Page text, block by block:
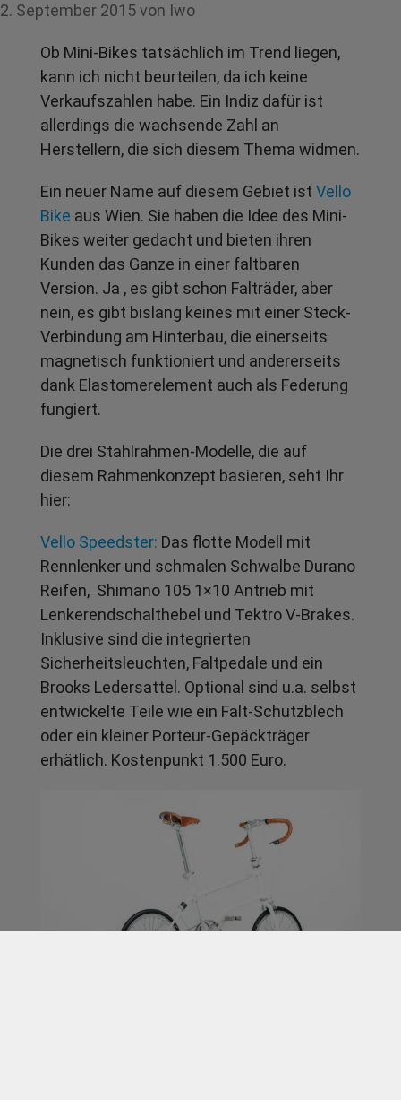
2. September 2015von Iwo
Ob Mini-Bikes tatsächlich im Trend liegen,
kann ich nicht beurteilen, da ich keine
Verkaufszahlen habe. Ein Indiz dafür ist
allerdings die wachsende Zahl an
Herstellern, die sich diesem Thema widmen.
Ein neuer Name auf diesem Gebiet ist Vello
Bike aus Wien. Sie haben die Idee des Mini-
Bikes weiter gedacht und bieten ihren
Kunden das Ganze in einer faltbaren
Version. Ja , es gibt schon Falträder, aber
nein, es gibt bislang keines mit einer Steck-
Verbindung am Hinterbau, die einerseits
magnetisch funktioniert und andererseits
dank Elastomerelement auch als Federung
fungiert.
Die drei Stahlrahmen-Modelle, die auf
diesem Rahmenkonzept basieren, seht Ihr
hier:
Vello Speedster: Das flotte Modell mit
Rennlenker und schmalen Schwalbe Durano
Reifen, Shimano 105 1×10 Antrieb mit
Lenkerendschalthebel und Tektro V-Brakes.
Inklusive sind die integrierten
Sicherheitsleuchten, Faltpedale und ein
Brooks Ledersattel. Optional sind u.a. selbst
entwickelte Teile wie ein Falt-Schutzblech
oder ein kleiner Porteur-Gepäckträger
erhätlich. Kostenpunkt 1.500 Euro.